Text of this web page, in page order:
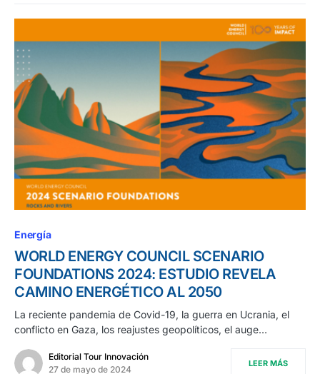
Energía
WORLD ENERGY COUNCIL SCENARIO
FOUNDATIONS 2024: ESTUDIO REVELA
CAMINO ENERGÉTICO AL 2050
La reciente pandemia de Covid-19, la guerra en Ucrania, el
conflicto en Gaza, los reajustes geopolíticos, el auge…
Editorial Tour Innovación
27 de mayo de 2024
LEER MÁS